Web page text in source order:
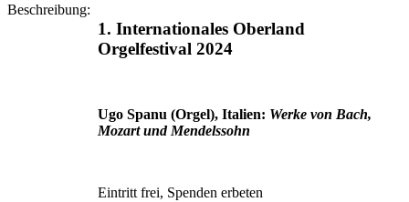
Beschreibung:
1. Internationales Oberland
Orgelfestival 2024
Ugo Spanu (Orgel), Italien: Werke von Bach,
Mozart und Mendelssohn
Eintritt frei, Spenden erbeten